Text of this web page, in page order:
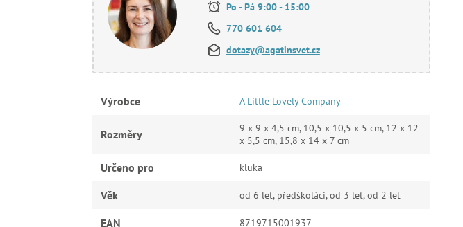
Po - Pá 9:00 - 15:00
770 601 604
dotazy@agatinsvet.cz
Výrobce A Little Lovely Company
Rozměry
9 x 9 x 4,5 cm, 10,5 x 10,5 x 5 cm, 12 x 12
x 5,5 cm, 15,8 x 14 x 7 cm
Určeno pro kluka
Věk od 6 let, předškoláci, od 3 let, od 2 let
EAN 8719715001937